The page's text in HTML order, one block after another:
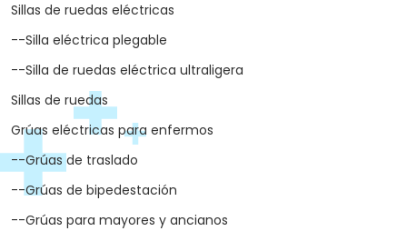
Sillas de ruedas eléctricas
--Silla eléctrica plegable
--Silla de ruedas eléctrica ultraligera
Sillas de ruedas
Grúas eléctricas para enfermos
--Grúas de traslado
--Grúas de bipedestación
--Grúas para mayores y ancianos